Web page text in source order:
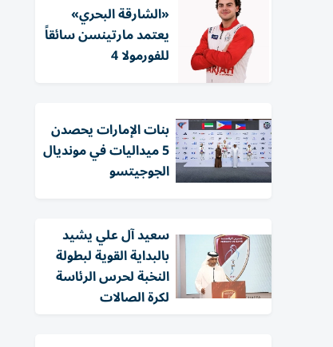
«الشارقة البحري»
يعتمد مارتينسن سائقاً
للفورمولا 4
بنات الإمارات يحصدن
5 ميداليات في مونديال
الجوجيتسو
سعيد آل علي يشيد
بالبداية القوية لبطولة
النخبة لحرس الرئاسة
لكرة الصالات